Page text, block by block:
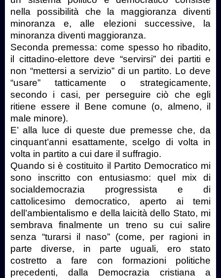
nella possibilità che la maggioranza diventi
minoranza e, alle elezioni successive, la
minoranza diventi maggioranza.
Seconda premessa: come spesso ho ribadito,
il cittadino-elettore deve “servirsi” dei partiti e
non “mettersi a servizio” di un partito. Lo deve
“usare” tatticamente o strategicamente,
secondo i casi, per perseguire ciò che egli
ritiene essere il Bene comune (o, almeno, il
male minore).
E’ alla luce di queste due premesse che, da
cinquant’anni esattamente, scelgo di volta in
volta in partito a cui dare il suffragio.
Quando si è costituito il Partito Democratico mi
sono inscritto con entusiasmo: quel mix di
socialdemocrazia progressista e di
cattolicesimo democratico, aperto ai temi
dell’ambientalismo e della laicità dello Stato, mi
sembrava finalmente un treno su cui salire
senza “turarsi il naso” (come, per ragioni in
parte diverse, in parte uguali, ero stato
costretto a fare con formazioni politiche
precedenti, dalla Democrazia cristiana a